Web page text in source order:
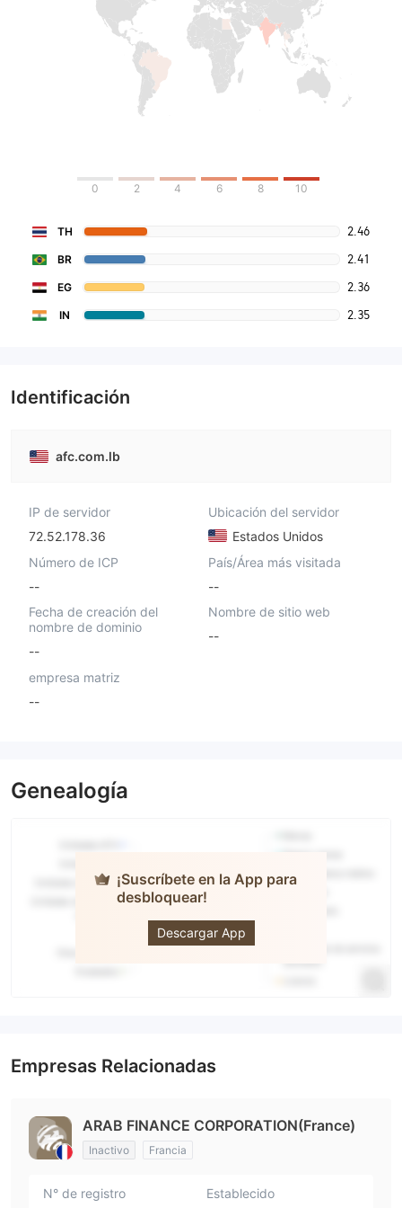
0 2 4 6 8 10
TH 2.46
BR 2.41
EG 2.36
IN 2.35
Identificación
afc.com.lb
IP de servidor
72.52.178.36
Ubicación del servidor
Estados Unidos
Número de ICP
--
País/Área más visitada
--
Fecha de creación del
nombre de dominio
--
Nombre de sitio web
--
empresa matriz
--
Genealogía
¡Suscríbete en la App para
desbloquear!
Descargar App
ARAB FINANCE
Empresas Relacionadas
ARAB FINANCE CORPORATION(France)
Inactivo Francia
N° de registro
Establecido